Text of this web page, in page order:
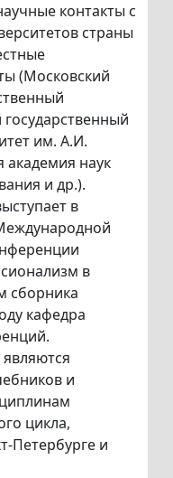
контакты с
страны
(Московский
государственный
им. А.И.
наук
и др.).
в
в
сборника
кафедра
и
цикла,
Петербурге и